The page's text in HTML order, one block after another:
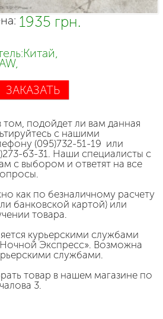
1935 грн.
ЗАКАЗАТЬ
том, подойдет ли вам данная
с нашими
(095)732-51-19 или
63-31. Наши специалисты с
с выбором и ответят на все
как по безналичному расчету
банковской картой) или
товара.
курьерскими службами
Экспресс». Возможна
службами.
товар в нашем магазине по
3.